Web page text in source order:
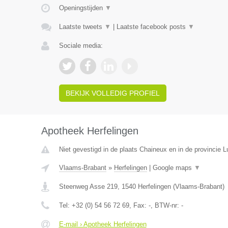
Openingstijden ▼
Laatste tweets ▼ Laatste facebook posts ▼
Sociale media:
BEKIJK VOLLEDIG PROFIEL
Apotheek Herfelingen
Niet gevestigd in de plaats Chaineux en in de provincie
Vlaams-Brabant» Herfelingen| Google maps ▼
Steenweg Asse 219, 1540 Herfelingen(Vlaams-Brabant)
Tel: +32 (0) 54 56 72 69, Fax: -, BTW-nr: -
E-mail › Apotheek Herfelingen